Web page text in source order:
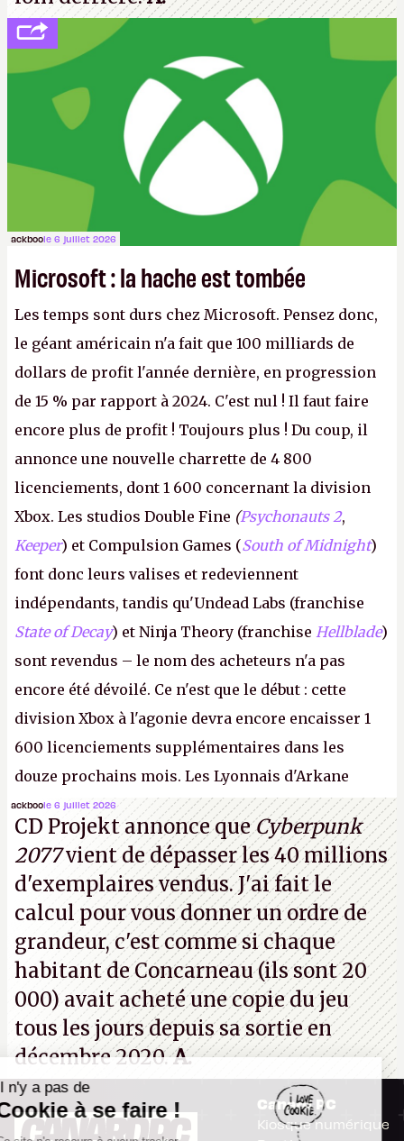
ackboole 6 juillet 2026
Microsoft : la hache est tombée
Les temps sont durs chez Microsoft. Pensez donc,
le géant américain n'a fait que 100 milliards de
dollars de profit l'année dernière, en progression
de 15 % par rapport à 2024. C'est nul ! Il faut faire
encore plus de profit ! Toujours plus ! Du coup, il
annonce une nouvelle charrette de 4 800
licenciements, dont 1 600 concernant la division
Xbox. Les studios Double Fine (Psychonauts 2,
Keeper) et Compulsion Games (South of Midnight)
font donc leurs valises et redeviennent
indépendants, tandis qu'Undead Labs (franchise
State of Decay) et Ninja Theory (franchise Hellblade)
sont revendus – le nom des acheteurs n'a pas
encore été dévoilé. Ce n'est que le début : cette
division Xbox à l'agonie devra encore encaisser 1
600 licenciements supplémentaires dans les
douze prochains mois. Les Lyonnais d'Arkane
(Dishonored, Deathloop) pourraient faire partie des
prochaines victimes, puisque Microsoft a confirmé
vouloir se séparer du studio.A.
ackboole 6 juillet 2026
CD Projekt annonce queCyberpunk
2077vient de dépasser les 40 millions
d'exemplaires vendus. J'ai fait le
calcul pour vous donner un ordre de
grandeur, c'est comme si chaque
habitant de Concarneau (ils sont 20
000) avait acheté une copie du jeu
tous les jours depuis sa sortie en
décembre 2020.A.
Canard PC
Kiosque numérique
Il n'y a pas de
Cookie à se faire !